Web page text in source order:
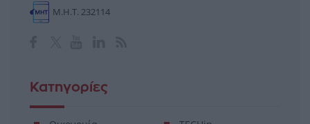
Μ.Η.Τ. 232114
Κατηγορίες